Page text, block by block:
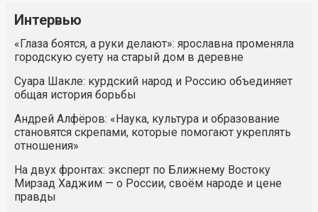
Интервью
«Глаза боятся, а руки делают»: ярославна променяла
городскую суету на старый дом в деревне
Суара Шакле: курдский народ и Россию объединяет
общая история борьбы
Андрей Алфёров: «Наука, культура и образование
становятся скрепами, которые помогают укреплять
отношения»
На двух фронтах: эксперт по Ближнему Востоку
Мирзад Хаджим — о России, своём народе и цене
правды